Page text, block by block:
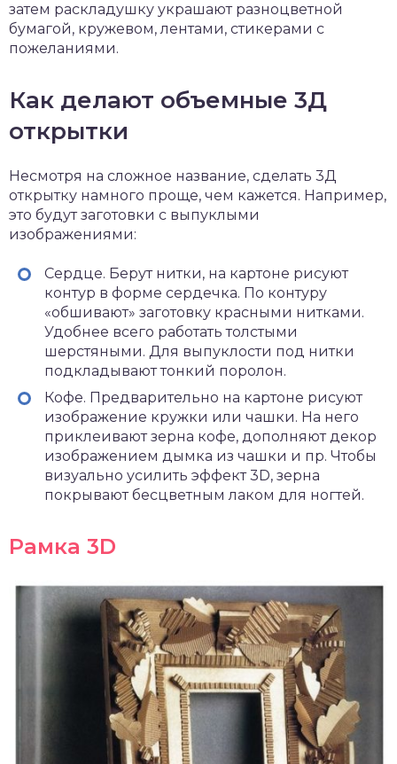
затем раскладушку украшают разноцветной
бумагой, кружевом, лентами, стикерами с
пожеланиями.
Как делают объемные 3Д
открытки
Несмотря на сложное название, сделать 3Д
открытку намного проще, чем кажется. Например,
это будут заготовки с выпуклыми
изображениями:
Сердце. Берут нитки, на картоне рисуют
контур в форме сердечка. По контуру
«обшивают» заготовку красными нитками.
Удобнее всего работать толстыми
шерстяными. Для выпуклости под нитки
подкладывают тонкий поролон.
Кофе. Предварительно на картоне рисуют
изображение кружки или чашки. На него
приклеивают зерна кофе, дополняют декор
изображением дымка из чашки и пр. Чтобы
визуально усилить эффект 3D, зерна
покрывают бесцветным лаком для ногтей.
Рамка 3D